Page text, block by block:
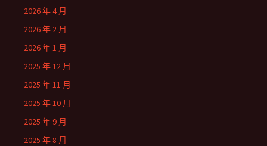
2026 年 4 月
2026 年 2 月
2026 年 1 月
2025 年 12 月
2025 年 11 月
2025 年 10 月
2025 年 9 月
2025 年 8 月